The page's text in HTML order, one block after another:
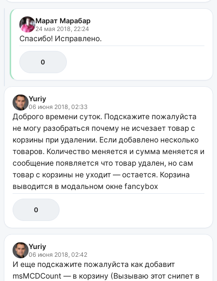
Марат Марабар
24 мая 2018, 22:24
Спасибо! Исправлено.
0
Yuriy
06 июня 2018, 02:33
Доброго времени суток. Подскажите пожалуйста
не могу разобраться почему не исчезает товар с
корзины при удалении. Если добавлено несколько
товаров. Количество меняется и сумма меняется и
сообщение появляется что товар удален, но сам
товар с корзины не уходит — остается. Корзина
выводится в модальном окне fancybox
0
Yuriy
06 июня 2018, 02:42
И еще подскажите пожалуйста как добавит
msMCDCount — в корзину (Вызываю этот снипет в